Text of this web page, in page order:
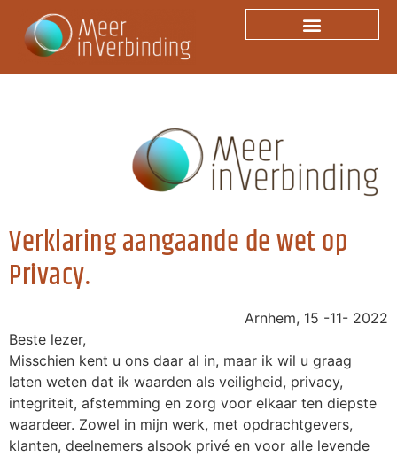
Privacybeleid
Verklaring aangaande de wet op
Privacy.
Arnhem, 15 -11- 2022
Beste lezer,
Misschien kent u ons daar al in, maar ik wil u graag
laten weten dat ik waarden als veiligheid, privacy,
integriteit, afstemming en zorg voor elkaar ten diepste
waardeer. Zowel in mijn werk, met opdrachtgevers,
klanten, deelnemers alsook privé en voor alle levende